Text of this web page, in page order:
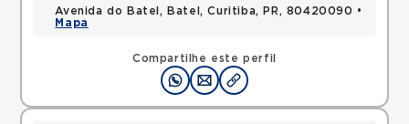
Compartilhe este perfil
Avenida do Batel, Batel, Curitiba, PR, 80420090 •
Mapa